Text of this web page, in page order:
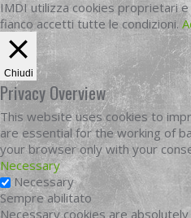
IMDI utilizza cookies proprietari
fianco accetti tutte le condizioni.
Chiudi
Privacy Overview
This website uses cookies to
are essential for the working of
your browser only with your
Necessary
Necessary
Sempre abilitato
Necessary cookies are